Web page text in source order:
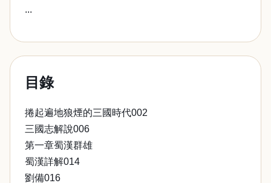
...
目錄
捲起遍地狼煙的三國時代002
三國志解說006
第一章蜀漢群雄
蜀漢詳解014
劉備016